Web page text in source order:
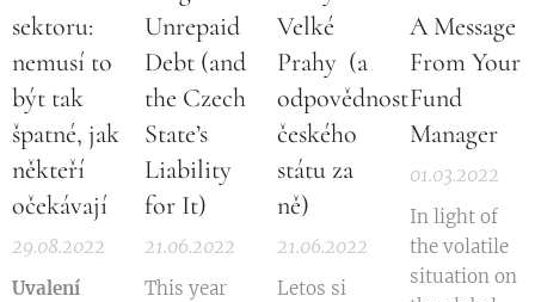
zrušen.
Konkrétně
jednání soud
rozhodl o
zrušení...
Blazek,
when he
prevented
the
appointment
of judge Ales
Novotny as
of the
Regional
soudce Aleše
místopředsedou
Krajského
soudu v
Brně.
Ministerstvo
spravedlnosti
zdůvodnilo
své
sektoru:
nemusí to
být tak
špatné, jak
někteří
očekávají
29.08.2022
Uvalení
Unrepaid
Debt (and
the Czech
State’s
Liability
for It)
21.06.2022
This year
Velké
Prahy (a
odpovědnost
českého
státu za
ně)
21.06.2022
Letos si
A Message
From Your
Fund
Manager
01.03.2022
In light of
the volatile
situation on